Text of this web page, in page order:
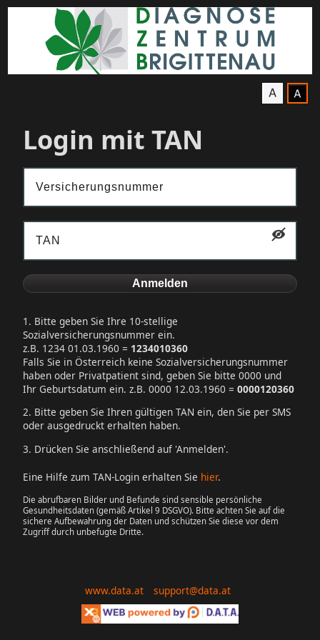
Login mit TAN
1. Bitte geben Sie Ihre 10-stellige
Sozialversicherungsnummer ein.
z.B. 1234 01.03.1960 = 1234010360
Falls Sie in Österreich keine Sozialversicherungsnummer
haben oder Privatpatient sind, geben Sie bitte 0000 und
Ihr Geburtsdatum ein.z.B. 0000 12.03.1960 =0000120360
2. Bitte geben Sie Ihren gültigen TAN ein, den Sie per SMS
oder ausgedruckt erhalten haben.
3. Drücken Sie anschließend auf 'Anmelden'.
Eine Hilfe zum TAN-Login erhalten Sie hier.
Die abrufbaren Bilder und Befunde sind sensible persönliche
Gesundheitsdaten (gemäß Artikel 9 DSGVO). Bitte achten Sie auf die
sichere Aufbewahrung der Daten und schützen Sie diese vor dem
Zugriff durch unbefugte Dritte.
www.data.at support@data.at